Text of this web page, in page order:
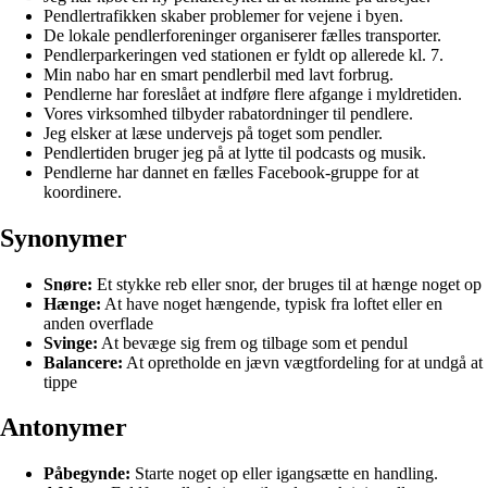
Pendlertrafikken skaber problemer for vejene i byen.
De lokale pendlerforeninger organiserer fælles transporter.
Pendlerparkeringen ved stationen er fyldt op allerede kl. 7.
Min nabo har en smart pendlerbil med lavt forbrug.
Pendlerne har foreslået at indføre flere afgange i myldretiden.
Vores virksomhed tilbyder rabatordninger til pendlere.
Jeg elsker at læse undervejs på toget som pendler.
Pendlertiden bruger jeg på at lytte til podcasts og musik.
Pendlerne har dannet en fælles Facebook-gruppe for at
koordinere.
Synonymer
Snøre: Et stykke reb eller snor, der bruges til at hænge noget op
Hænge: At have noget hængende, typisk fra loftet eller en
anden overflade
Svinge: At bevæge sig frem og tilbage som et pendul
Balancere: At opretholde en jævn vægtfordeling for at undgå at
tippe
Antonymer
Påbegynde: Starte noget op eller igangsætte en handling.